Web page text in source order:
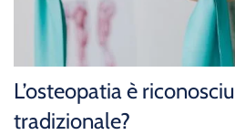
L’osteopatia è
tradizionale?